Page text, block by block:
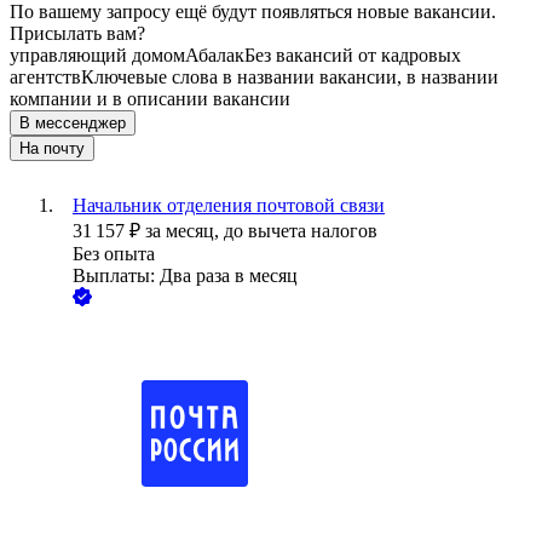
По вашему запросу ещё будут появляться новые вакансии.
Присылать вам?
управляющий домомАбалакБез вакансий от кадровых
агентствКлючевые слова в названии вакансии, в названии
компании и в описании вакансии
В мессенджер
На почту
Начальник отделения почтовой связи
31 157 ₽ за месяц, до вычета налогов
Без опыта
Выплаты: Два раза в месяц